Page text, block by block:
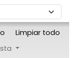
Limpiar todo